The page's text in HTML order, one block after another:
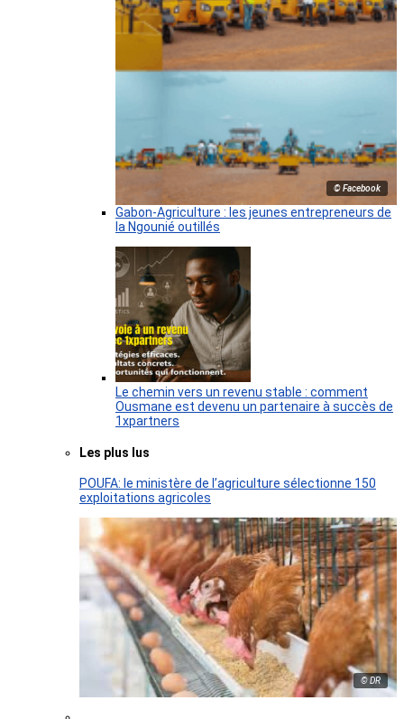
© Facebook
Gabon-Agriculture : les jeunes entrepreneurs de
la Ngounié outillés
Le chemin vers un revenu stable : comment
Ousmane est devenu un partenaire à succès de
1xpartners
Les plus lus
POUFA: le ministère de l’agriculture sélectionne 150
exploitations agricoles
© DR